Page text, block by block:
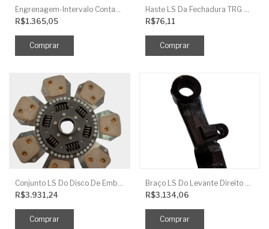
R$1.365,05
R$76,11
R$3.931,24
R$3.134,06